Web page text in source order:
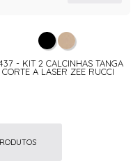
- KIT 2 CALCINHAS TANGA
CORTE A LASER ZEE RUCCI